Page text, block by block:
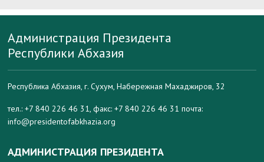
Администрация Президента
Республики Абхазия
Республика Абхазия, г. Сухум, Набережная Махаджиров, 32
тел.: +7 840 226 46 31, факс: +7 840 226 46 31 почта:
info@presidentofabkhazia.org
АДМИНИСТРАЦИЯ ПРЕЗИДЕНТА